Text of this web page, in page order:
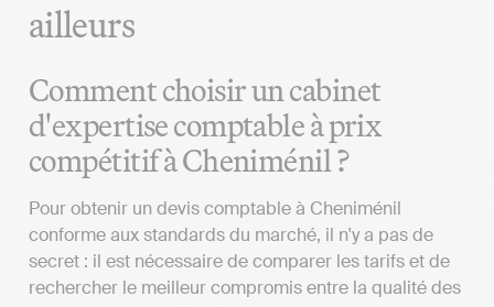
ailleurs
Comment choisir un cabinet
d'expertise comptable à prix
compétitif à Cheniménil ?
Pour obtenir un devis comptable à Cheniménil
conforme aux standards du marché, il n'y a pas de
secret : il est nécessaire de comparer les tarifs et de
rechercher le meilleur compromis entre la qualité des